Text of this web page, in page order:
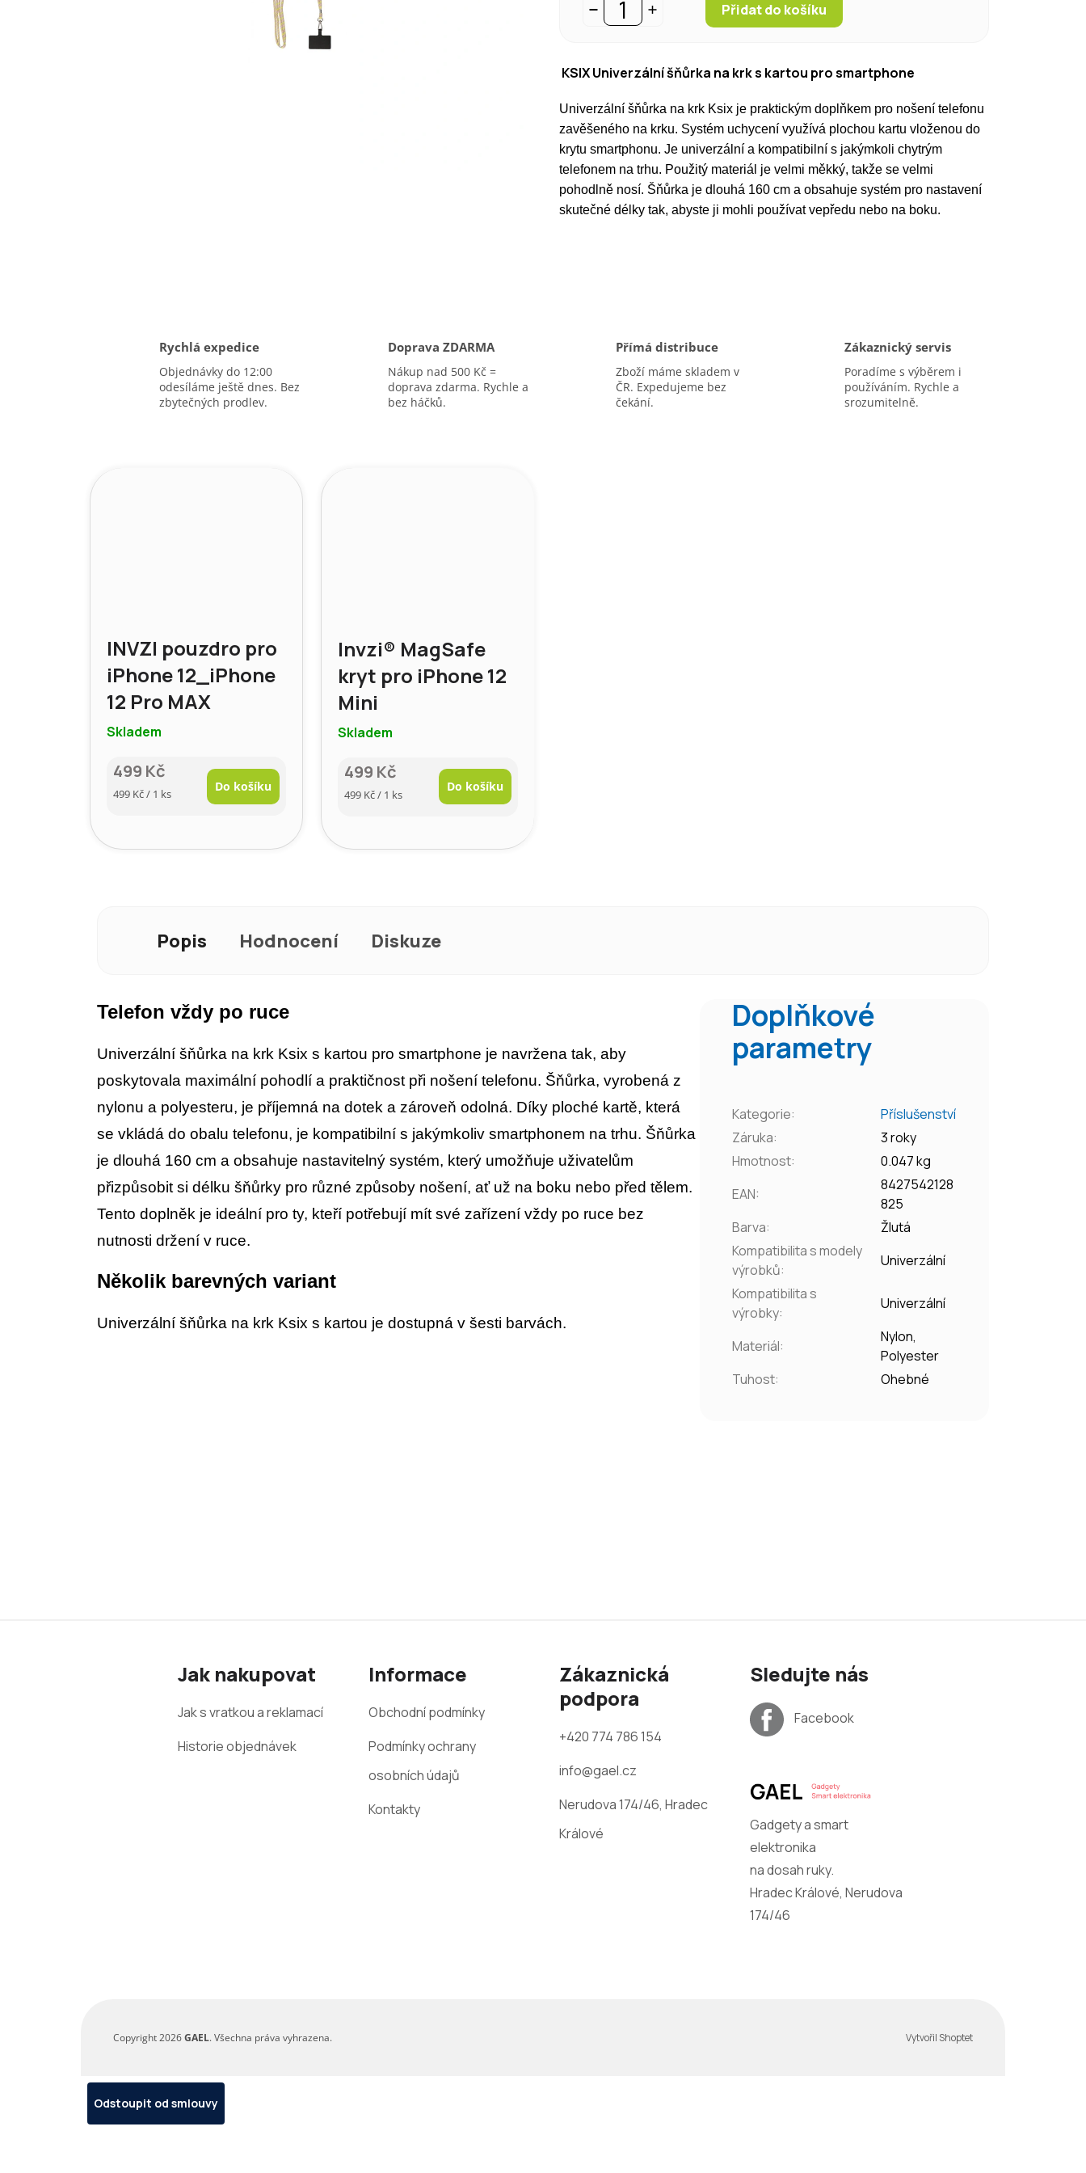
Přidat do košíku
KSIX Univerzální šňůrka na krk s kartou pro smartphone
Univerzální šňůrka na krk Ksix je praktickým doplňkem pro nošení telefonu
zavěšeného na krku. Systém uchycení využívá plochou kartu vloženou do
krytu smartphonu. Je univerzální a kompatibilní s jakýmkoli chytrým
telefonem na trhu. Použitý materiál je velmi měkký, takže se velmi
pohodlně nosí. Šňůrka je dlouhá 160 cm a obsahuje systém pro nastavení
skutečné délky tak, abyste ji mohli používat vepředu nebo na boku.
Rychlá expedice
Objednávky do 12:00
odesíláme ještě dnes. Bez
zbytečných prodlev.
Doprava ZDARMA
Nákup nad 500 Kč =
doprava zdarma. Rychle a
bez háčků.
Přímá distribuce
Zboží máme skladem v
ČR. Expedujeme bez
čekání.
Zákaznický servis
Poradíme s výběrem i
používáním. Rychle a
srozumitelně.
INVZI pouzdro pro
iPhone 12_iPhone
12 Pro MAX
Skladem
499 Kč
Měrná
499 Kč / 1 ks
Do košíku
Invzi® MagSafe
kryt pro iPhone 12
Mini
Skladem
499 Kč
Měrná
499 Kč / 1 ks
Do košíku
Popis Hodnocení Diskuze
Telefon vždy po ruce
Univerzální šňůrka na krk Ksix s kartou pro smartphone je navržena tak, aby
poskytovala maximální pohodlí a praktičnost při nošení telefonu. Šňůrka, vyrobená z
nylonu a polyesteru, je příjemná na dotek a zároveň odolná. Díky ploché kartě, která
se vkládá do obalu telefonu, je kompatibilní s jakýmkoliv smartphonem na trhu. Šňůrka
je dlouhá 160 cm a obsahuje nastavitelný systém, který umožňuje uživatelům
přizpůsobit si délku šňůrky pro různé způsoby nošení, ať už na boku nebo před tělem.
Tento doplněk je ideální pro ty, kteří potřebují mít své zařízení vždy po ruce bez
nutnosti držení v ruce.
Několik barevných variant
Univerzální šňůrka na krk Ksix s kartou je dostupná v šesti barvách.
Doplňkové
parametry
Kategorie:
Příslušenství
Záruka:
3 roky
Hmotnost:
0.047 kg
EAN:
8427542128
825
Barva:
Žlutá
Kompatibilita s modely
výrobků:
Univerzální
Kompatibilita s
výrobky:
Univerzální
Materiál:
Nylon,
Polyester
Tuhost: Ohebné
Jak nakupovat
Jak s vratkou a reklamací
Historie objednávek
Informace
Obchodní podmínky
Podmínky ochrany
osobních údajů
Kontakty
Zákaznická
podpora
+420 774 786 154
info@gael.cz
Nerudova 174/46, Hradec
Králové
Sledujte nás
Facebook
Gadgety a smart
elektronika
na dosah ruky.
Hradec Králové, Nerudova
174/46
Vytvořil Shoptet
Copyright 2026GAEL. Všechna práva vyhrazena.
Odstoupit od smlouvy